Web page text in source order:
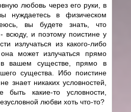
любовь через его руки, в
нуждаетесь в физическом
вы будете знать, что
всюду, и поэтому поистине у
излучаться из какого-либо
может излучаться прямо
вашем существе, прямо в
существа. Ибо поистине
знает никаких условностей,
какие-то условности,
любви хоть что-то?